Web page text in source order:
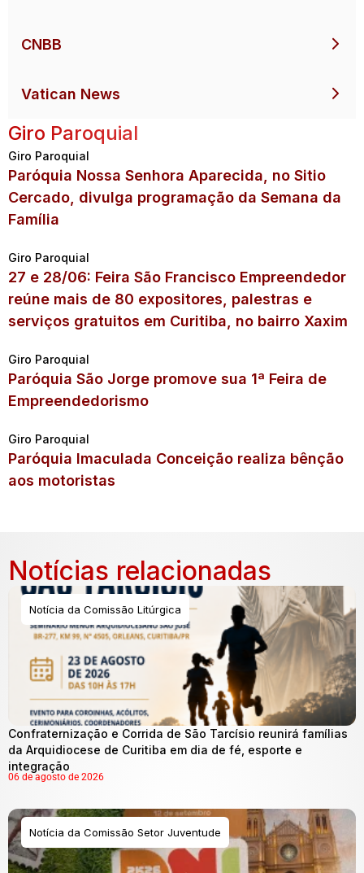
CNBB
Vatican News
Giro Paroquial
Giro Paroquial
Paróquia Nossa Senhora Aparecida, no Sitio
Cercado, divulga programação da Semana da
Família
Giro Paroquial
27 e 28/06: Feira São Francisco Empreendedor
reúne mais de 80 expositores, palestras e
serviços gratuitos em Curitiba, no bairro Xaxim
Giro Paroquial
Paróquia São Jorge promove sua 1ª Feira de
Empreendedorismo
Giro Paroquial
Paróquia Imaculada Conceição realiza bênção
aos motoristas
Notícias relacionadas
Notícia da Comissão Litúrgica
Confraternização e Corrida de São Tarcísio reunirá famílias
da Arquidiocese de Curitiba em dia de fé, esporte e
integração
06 de agosto de 2026
Notícia da Comissão Setor Juventude